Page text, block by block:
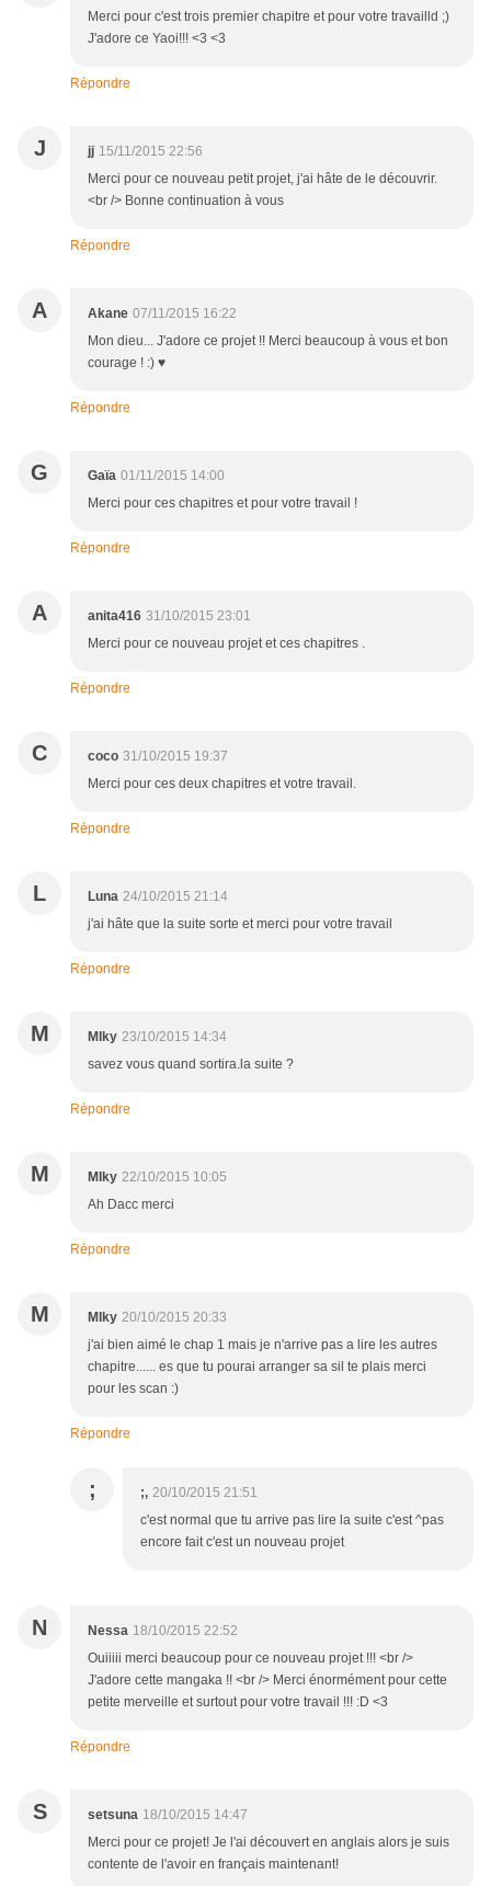
Merci pour c'est trois premier chapitre et pour votre travailld ;)
J'adore ce Yaoi!!! <3 <3
Répondre
J jj 15/11/2015 22:56
Merci pour ce nouveau petit projet, j'ai hâte de le découvrir.
<br /> Bonne continuation à vous
Répondre
A Akane 07/11/2015 16:22
Mon dieu... J'adore ce projet !! Merci beaucoup à vous et bon
courage ! :) ♥
Répondre
G Gaïa 01/11/2015 14:00
Merci pour ces chapitres et pour votre travail !
Répondre
A anita416 31/10/2015 23:01
Merci pour ce nouveau projet et ces chapitres .
Répondre
C coco 31/10/2015 19:37
Merci pour ces deux chapitres et votre travail.
Répondre
L Luna 24/10/2015 21:14
j'ai hâte que la suite sorte et merci pour votre travail
Répondre
M MIky 23/10/2015 14:34
savez vous quand sortira.la suite ?
Répondre
M MIky 22/10/2015 10:05
Ah Dacc merci
Répondre
M MIky 20/10/2015 20:33
j'ai bien aimé le chap 1 mais je n'arrive pas a lire les autres
chapitre...... es que tu pourai arranger sa sil te plais merci
pour les scan :)
Répondre
; ;, 20/10/2015 21:51
c'est normal que tu arrive pas lire la suite c'est ^pas
encore fait c'est un nouveau projet
N Nessa 18/10/2015 22:52
Ouiiiii merci beaucoup pour ce nouveau projet !!! <br />
J'adore cette mangaka !! <br /> Merci énormément pour cette
petite merveille et surtout pour votre travail !!! :D <3
Répondre
S setsuna 18/10/2015 14:47
Merci pour ce projet! Je l'ai découvert en anglais alors je suis
contente de l'avoir en français maintenant!